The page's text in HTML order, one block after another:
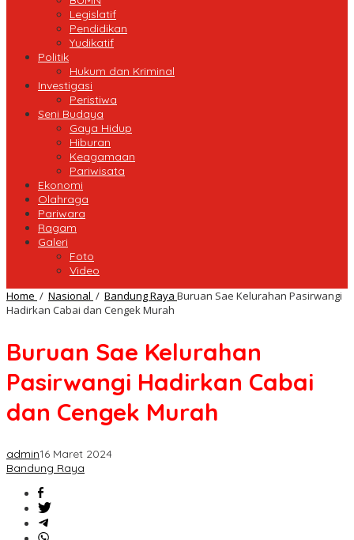
Legislatif
Pendidikan
Yudikatif
Politik
Hukum dan Kriminal
Investigasi
Peristiwa
Seni Budaya
Gaya Hidup
Hiburan
Keagamaan
Pariwisata
Ekonomi
Olahraga
Pariwara
Ragam
Galeri
Foto
Video
Home / Nasional / Bandung Raya Buruan Sae Kelurahan Pasirwangi
Hadirkan Cabai dan Cengek Murah
Buruan Sae Kelurahan
Pasirwangi Hadirkan Cabai
dan Cengek Murah
admin16 Maret 2024
Bandung Raya